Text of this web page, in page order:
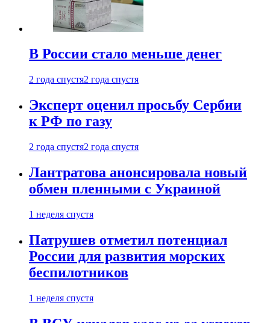
В России стало меньше денег
2 года спустя2 года спустя
Эксперт оценил просьбу Сербии
к РФ по газу
2 года спустя2 года спустя
Лантратова анонсировала новый
обмен пленными с Украиной
1 неделя спустя
Патрушев отметил потенциал
России для развития морских
беспилотников
1 неделя спустя